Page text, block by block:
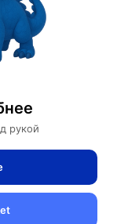
рукой
и офиса
с LED-